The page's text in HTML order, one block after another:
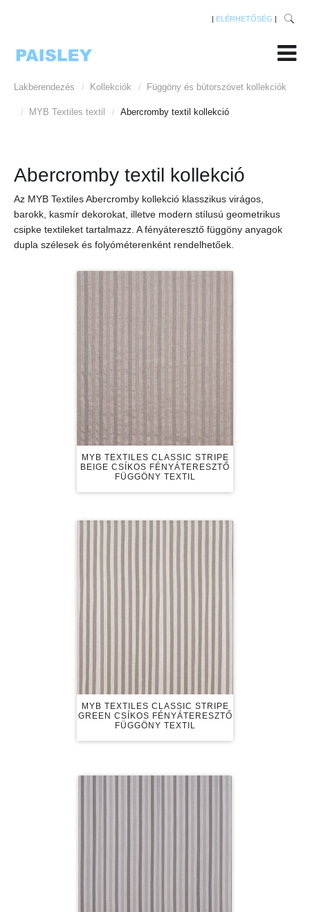
| ELÉRHETŐSÉG |
Lakberendezés / Kollekciók / Függöny és bútorszövet kollekciók
/ MYB Textiles textil / Abercromby textil kollekció
Abercromby textil kollekció
Az MYB Textiles Abercromby kollekció klasszikus virágos,
barokk, kasmír dekorokat, illetve modern stílusú geometrikus
csipke textileket tartalmazz. A fényáteresztő függöny anyagok
dupla szélesek és folyóméterenként rendelhetőek.
MYB TEXTILES CLASSIC STRIPE
BEIGE CSÍKOS FÉNYÁTERESZTŐ
FÜGGÖNY TEXTIL
MYB TEXTILES CLASSIC STRIPE
GREEN CSÍKOS FÉNYÁTERESZTŐ
FÜGGÖNY TEXTIL